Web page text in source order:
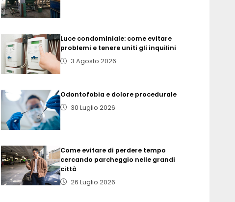
Luce condominiale: come evitare
problemi e tenere uniti gli inquilini
3 Agosto 2026
Odontofobia e dolore procedurale
30 Luglio 2026
Come evitare di perdere tempo
cercando parcheggio nelle grandi
città
26 Luglio 2026